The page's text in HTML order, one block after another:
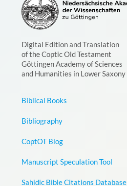
Digital Edition and Translation
of the Coptic Old Testament
Göttingen Academy of Sciences
and Humanities in Lower Saxony
Biblical Books
Bibliography
CoptOT Blog
Manuscript Speculation Tool
Sahidic Bible Citations Database